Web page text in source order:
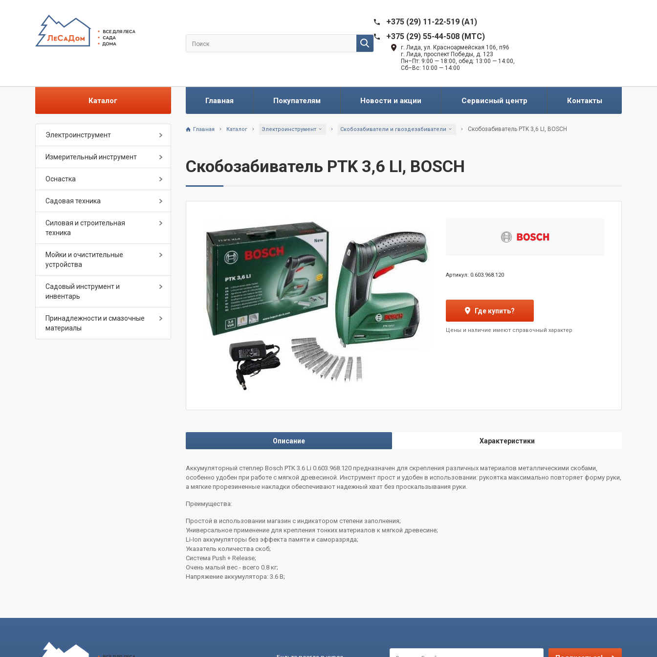
+375 (29) 11-22-519 (A1)
+375 (29) 55-44-508 (MTC)
г. Лида, ул. Красноармейская 106, п96
г. Лида, проспект Победы, д. 123
Пн–Пт: 9:00 — 18:00, обед: 13:00 — 14:00,
Сб–Вс: 10:00 — 14:00
Каталог Главная Покупателям Новости и акции Сервисный центр Контакты
Электроинструмент
Измерительный инструмент
Оснастка
Садовая техника
Силовая и строительная
техника
Мойки и очистительные
устройства
Садовый инструмент и
инвентарь
Принадлежности и смазочные
материалы
Главная Каталог Электроинструмент Скобозабиватели и гвоздезабиватели Скобозабиватель PTK 3,6 LI, BOSCH
Скобозабиватель PTK 3,6 LI, BOSCH
Артикул: 0.603.968.120
Где купить?
Цены и наличие имеют справочный характер
Описание Характеристики
Аккумуляторный степлер Bosch PTK 3.6 Li 0.603.968.120 предназначен для скрепления различных материалов металлическими скобами,
особенно удобен при работе с мягкой древесиной. Инструмент прост и удобен в использовании: рукоятка максимально повторяет форму руки,
а мягкие прорезиненные накладки обеспечивают надежный хват без проскальзывания руки.
Преимущества:
Простой в использовании магазин с индикатором степени заполнения;
Универсальное применение для крепления тонких материалов к мягкой древесине;
Li-Ion аккумуляторы без эффекта памяти и саморазряда;
Указатель количества скоб;
Система Push + Release;
Очень малый вес - всего 0.8 кг;
Напряжение аккумулятора: 3.6 В;